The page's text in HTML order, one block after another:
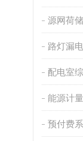
源网荷储
路灯漏
配电室
能源计量
预付费